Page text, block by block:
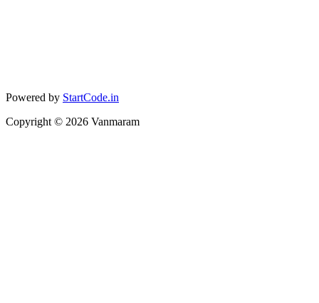
Powered by StartCode.in
Copyright © 2026 Vanmaram